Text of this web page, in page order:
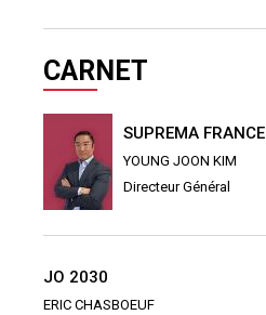
CARNET
SUPREMA FRANCE
YOUNG JOON KIM
Directeur Général
JO 2030
ERIC CHASBOEUF